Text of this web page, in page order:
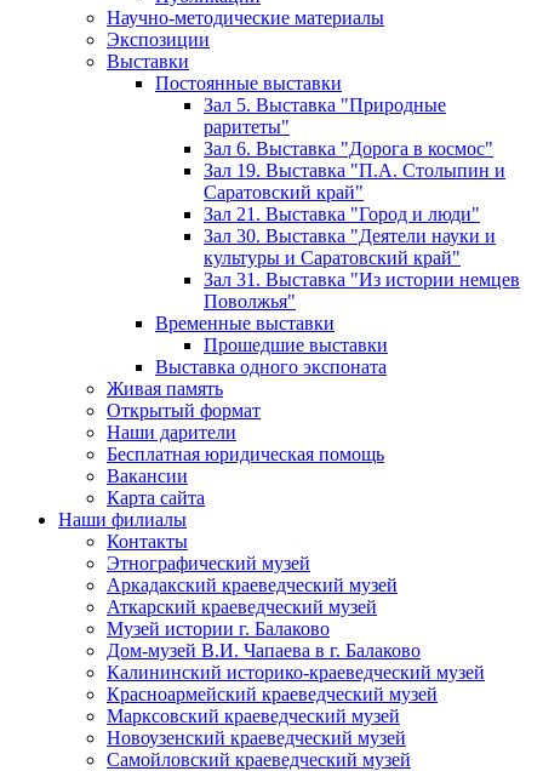
Научно-методические материалы
Экспозиции
Выставки
Постоянные выставки
Зал 5. Выставка "Природные
раритеты"
Зал 6. Выставка "Дорога в космос"
Зал 19. Выставка "П.А. Столыпин и
Саратовский край"
Зал 21. Выставка "Город и люди"
Зал 30. Выставка "Деятели науки и
культуры и Саратовский край"
Зал 31. Выставка "Из истории немцев
Поволжья"
Временные выставки
Прошедшие выставки
Выставка одного экспоната
Живая память
Открытый формат
Наши дарители
Бесплатная юридическая помощь
Вакансии
Карта сайта
Наши филиалы
Контакты
Этнографический музей
Аркадакский краеведческий музей
Аткарский краеведческий музей
Музей истории г. Балаково
Дом-музей В.И. Чапаева в г. Балаково
Калининский историко-краеведческий музей
Красноармейский краеведческий музей
Марксовский краеведческий музей
Новоузенский краеведческий музей
Самойловский краеведческий музей